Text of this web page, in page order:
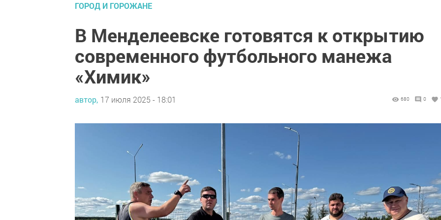
ГОРОД И ГОРОЖАНЕ
В Менделеевске готовятся к открытию
современного футбольного манежа
«Химик»
автор, 17 июля 2025 - 18:01 680 0